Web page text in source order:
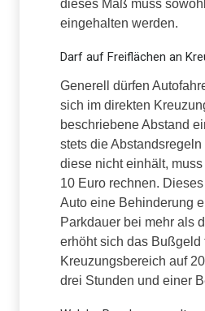
dieses Maß muss
eingehalten werden.
Darf auf Freiflächen an
Generell dürfen
sich im direkten
beschriebene Abstand
stets die
diese nicht einhält,
10 Euro rechnen.
Auto eine Behinderung
Parkdauer bei mehr als
erhöht sich das Bußgeld
Kreuzungsbereich auf
drei Stunden und einer